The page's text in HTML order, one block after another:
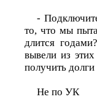
-
то, что мы
длится
вывели из
получить долги
Не по УК